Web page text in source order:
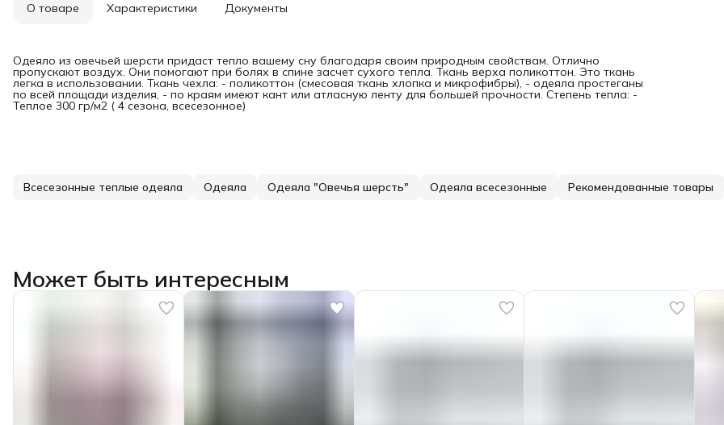
О товаре Характеристики Документы
Одеяло из овечьей шерсти придаст тепло вашему сну благодаря своим природным свойствам. Отлично
пропускают воздух. Они помогают при болях в спине засчет сухого тепла. Ткань верха поликоттон. Это ткань
легка в использовании. Ткань чехла: - поликоттон (смесовая ткань хлопка и микрофибры), - одеяла простеганы
по всей площади изделия, - по краям имеют кант или атласную ленту для большей прочности. Степень тепла: -
Теплое 300 гр/м2 ( 4 сезона, всесезонное)
Всесезонные теплые одеяла Одеяла Одеяла "Овечья шерсть" Одеяла всесезонные Рекомендованные товары
Может быть интересным